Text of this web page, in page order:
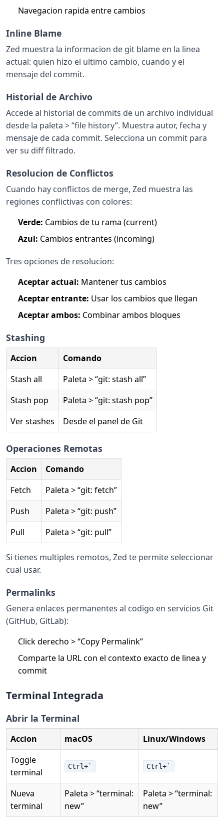
Navegacion rapida entre cambios
Inline Blame
Zed muestra la informacion de git blame en la linea
actual: quien hizo el ultimo cambio, cuando y el
mensaje del commit.
Historial de Archivo
Accede al historial de commits de un archivo individual
desde la paleta > “file history”. Muestra autor, fecha y
mensaje de cada commit. Selecciona un commit para
ver su diff filtrado.
Resolucion de Conflictos
Cuando hay conflictos de merge, Zed muestra las
regiones conflictivas con colores:
Verde: Cambios de tu rama (current)
Azul: Cambios entrantes (incoming)
Tres opciones de resolucion:
Aceptar actual: Mantener tus cambios
Aceptar entrante: Usar los cambios que llegan
Aceptar ambos: Combinar ambos bloques
Stashing
Accion
Comando
Stash all
Paleta > “git: stash all”
Stash pop
Paleta > “git: stash pop”
Ver stashes
Desde el panel de Git
Operaciones Remotas
Accion
Comando
Fetch
Paleta > “git: fetch”
Push
Paleta > “git: push”
Pull
Paleta > “git: pull”
Si tienes multiples remotos, Zed te permite seleccionar
cual usar.
Permalinks
Genera enlaces permanentes al codigo en servicios Git
(GitHub, GitLab):
Click derecho > “Copy Permalink”
Comparte la URL con el contexto exacto de linea y
commit
Terminal Integrada
Abrir la Terminal
Accion macOS
Linux/Windows
Toggle
terminal
Ctrl+` Ctrl+`
Nueva
terminal
Paleta > “terminal:
new”
Paleta > “terminal:
new”